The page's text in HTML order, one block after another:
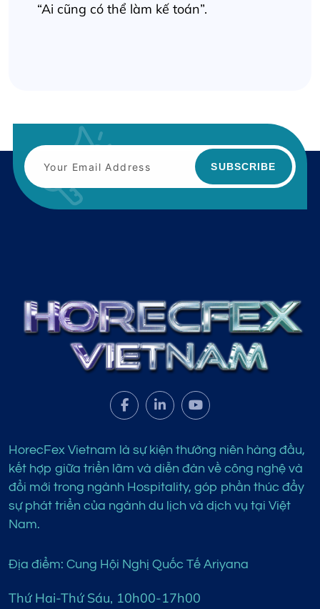
“Ai cũng có thể làm kế toán”.
SUBSCRIBE
HorecFex Vietnam là sự kiện thường niên hàng đầu,
kết hợp giữa triển lãm và diễn đàn về công nghệ và
đổi mới trong ngành Hospitality, góp phần thúc đẩy
sự phát triển của ngành du lịch và dịch vụ tại Việt
Nam.
Địa điểm: Cung Hội Nghị Quốc Tế Ariyana
Thứ Hai-Thứ Sáu, 10h00-17h00